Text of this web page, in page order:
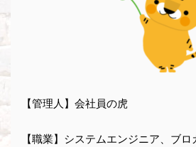
【管理人】会社員の虎
【職業】システムエンジニア、ブ